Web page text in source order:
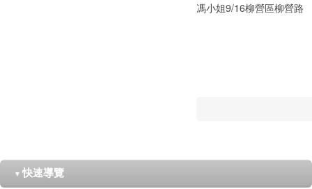
馮小姐9/16柳營區柳營路
▼ 快速導覽